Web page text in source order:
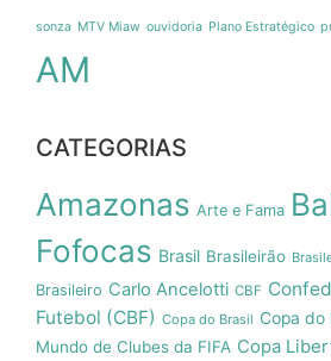
sonza MTV Miaw ouvidoria Plano Estratégico
AM
CATEGORIAS
Amazonas Arte e Fama
Fofocas Brasil Brasileirão
Brasileiro Carlo Ancelotti CBF
Futebol (CBF) Copa do Brasil Copa do
Mundo de Clubes da FIFA Copa